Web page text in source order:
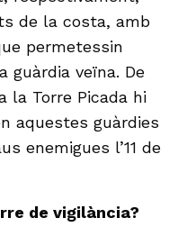
de la costa, amb
permetessin
guàrdia veïna. De
la Torre Picada hi
aquestes guàrdies
enemigues l’11 de
de vigilància?